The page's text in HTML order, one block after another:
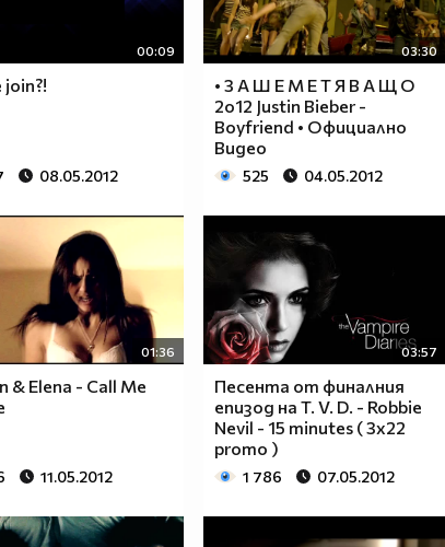
00:09
join?!
08.05.2012
03:30
• З А Ш Е М Е Т Я В А Щ О
2o12 Justin Bieber -
Boyfriend • Официално
Видео
525 04.05.2012
01:36
& Elena - Call Me
11.05.2012
03:57
Песента от финалния
епизод на T. V. D. - Robbie
Nevil - 15 minutes ( 3x22
promo )
1 786 07.05.2012